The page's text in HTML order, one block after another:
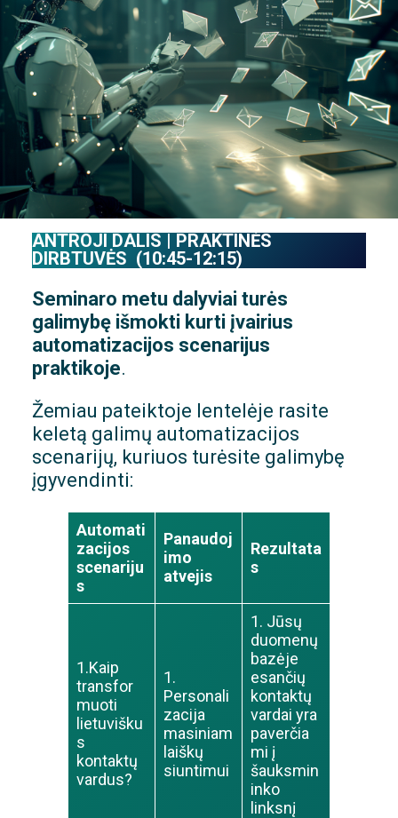
ANTROJI DALIS | PRAKTINĖS
DIRBTUVĖS (10:45-12:15)
Seminaro metu dalyviai turės
galimybę išmokti kurti įvairius
automatizacijos scenarijus
praktikoje.
Žemiau pateiktoje lentelėje rasite
keletą galimų automatizacijos
scenarijų, kuriuos turėsite galimybę
įgyvendinti:
Automati
zacijos
scenariju
s
Panaudoj
imo
atvejis
Rezultata
s
1.Kaip
transfor
muoti
lietuvišku
s
kontaktų
vardus?
1.
Personali
zacija
masiniam
laiškų
siuntimui
1. Jūsų
duomenų
bazėje
esančių
kontaktų
vardai yra
paverčia
mi į
šauksmin
inko
linksnį